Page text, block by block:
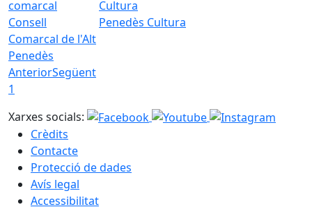
Consell
Comarcal de l'Alt
Penedès
Penedès Cultura
AnteriorSegüent
1
Xarxes socials:
Crèdits
Contacte
Protecció de dades
Avís legal
Accessibilitat